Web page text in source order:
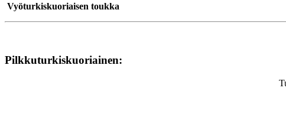
Vyöturkiskuoriaisen toukka
Pilkkuturkiskuoriainen:
Turkiskuoriaisen